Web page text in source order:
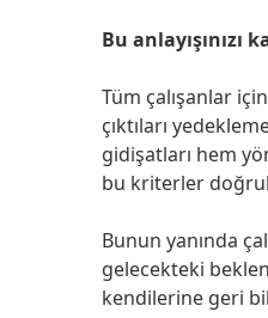
Bu
Tüm çalışanlar
çıktıları
gidişatları hem
bu kriterler
Bunun yanında
gelecekteki
kendilerine geri